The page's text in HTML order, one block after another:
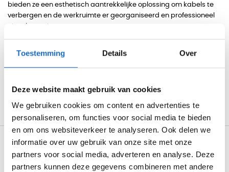
Toestemming Details Over
Deze website maakt gebruik van cookies
We gebruiken cookies om content en advertenties te
personaliseren, om functies voor social media te bieden
en om ons websiteverkeer te analyseren. Ook delen we
informatie over uw gebruik van onze site met onze
partners voor social media, adverteren en analyse. Deze
partners kunnen deze gegevens combineren met andere
bieden ze een esthetisch aantrekkelijke oplossing om kabels te
verbergen en de werkruimte er georganiseerd en professioneel
uit te laten zien.
investering die bijdraagt aan de veiligheid en de uitstraling van
de werkruimte. Door kabels netjes te organiseren en weg te
efficiënt is, maar ook veilig en georganiseerd.
Gratis levering v.a. €750
Professionele bezorg- en montageservice